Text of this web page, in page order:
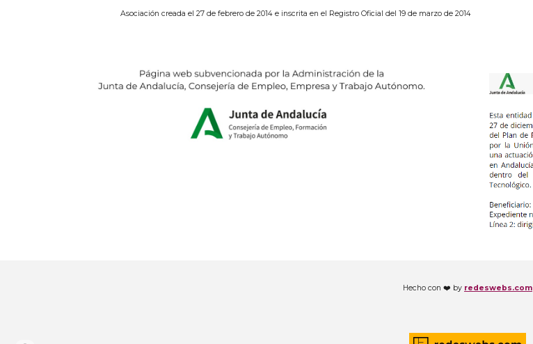
Asociación creada el 27 de febrero de 2014 e inscrita en el Registro Oficial del 19 de marzo de 2014
Hecho con ❤️ by redeswebs.com